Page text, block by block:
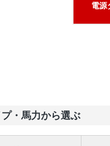
電源
・馬力から選ぶ